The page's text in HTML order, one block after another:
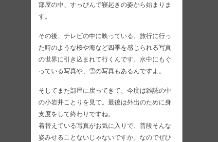
部屋の中、すっぴんで寝起きの姿から始まりま
す。
その後、テレビの中に映っている、旅行に行っ
た時のような桜や海など四季を感じられる写真
の世界に引き込まれて行くんです。水中にもぐ
っている写真や、雪の写真もあるんですよ。
そしてまた部屋に戻ってきて、今度は雑誌の中
の小岩井ことりを見て。最後は外出のために身
支度をして終わりですね。
着替えている写真がお気に入りで、普段そんな
姿みせることないじゃないですか。なのでぜひ